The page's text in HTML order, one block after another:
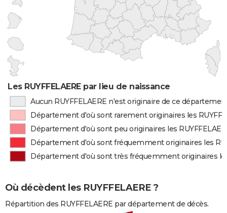
Les RUYFFELAERE par lieu de naissance
Aucun RUYFFELAERE n'est originaire de ce
Département d'où sont rarement originaires les
Département d'où sont peu originaires les
Département d'où sont fréquemment originaires les
Département d'où sont très fréquemment originaires
Où décèdent les RUYFFELAERE ?
Répartition des RUYFFELAERE par département de décès.